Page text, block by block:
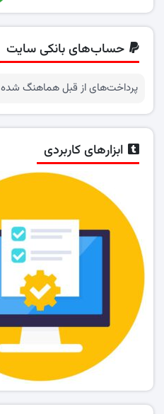
حساب‌های بانکی سایت
پرداخت‌های از قبل هماهنگ شده
ابزارهای کاربردی